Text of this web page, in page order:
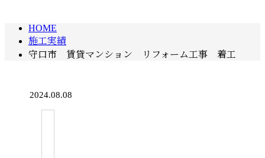
HOME
施工実績
守口市 賃貸マンション リフォーム工事 着工
2024.08.08